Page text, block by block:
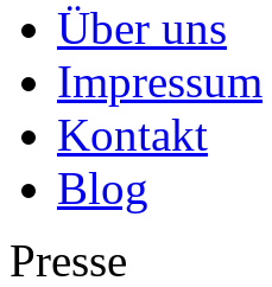
Über uns
Impressum
Kontakt
Blog
Presse